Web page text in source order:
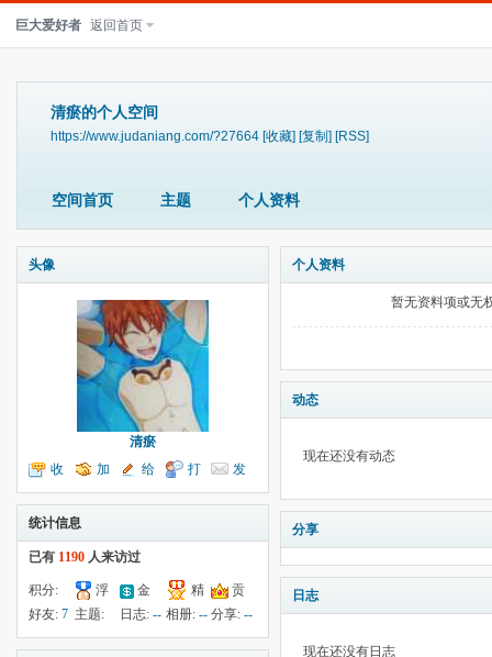
巨大爱好者 返回首页
清瘀的个人空间
https://www.judaniang.com/?27664 [收藏] [复制] [RSS]
空间首页 主题 个人资料
头像
清瘀
收
听TA
加
为好友
给
我留言
打
个招呼
发
送消息
统计信息
已有 1190 人来访过
积分:
49
浮
云:
金
钱:4
精
华:--
贡
献:--
好友: 7 主题:
13
日志:-- 相册: -- 分享:--
个人资料
暂无资料项或无
动态
现在还没有动态
分享
日志
现在还没有日志